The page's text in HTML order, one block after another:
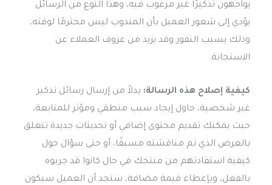
يواجهون تذكيرًا غير مرغوب فيه، وهذا النوع من الرسائل
يؤدي إلى شعور العميل بأن المندوب ليس محترمًا لوقته،
وذلك يسبب النفور وقد يزيد من عزوف العملاء عن
الاستجابة.
كيفية إصلاح هذه الرسالة: بدلاً من إرسال رسائل تذكير
غير شخصية، حاول إيجاد سبب منطقي ومؤثر للمتابعة،
حيث يمكنك تقديم محتوى إضافي أو تحديثات جديدة تتعلق
بالعرض الذي تم مناقشته مسبقًا، أو حتى سؤال حول
كيفية استفادتهم من منتجك في حال كانوا قد جربوه
بالفعل، وبإعطاء قيمة مضافة، ستجد أن العميل سيكون